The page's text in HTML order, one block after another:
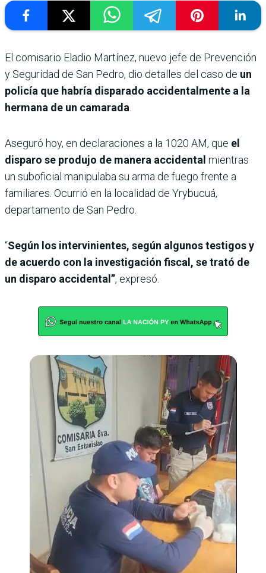
El comisario Eladio Martínez, nuevo jefe de Prevención
y Seguridad de San Pedro, dio detalles del caso de un
policía que habría disparado accidentalmente a la
hermana de un camarada
Aseguró hoy, en declaraciones a la 1020 AM, que el
disparo se produjo de manera accidental mientras
un suboficial manipulaba su arma de fuego frente a
familiares. Ocurrió en la localidad de Yrybucuá,
departamento de San Pedro.
“Según los intervinientes, según algunos testigos y
de acuerdo con la investigación fiscal, se trató de
un disparo accidental”, expresó.